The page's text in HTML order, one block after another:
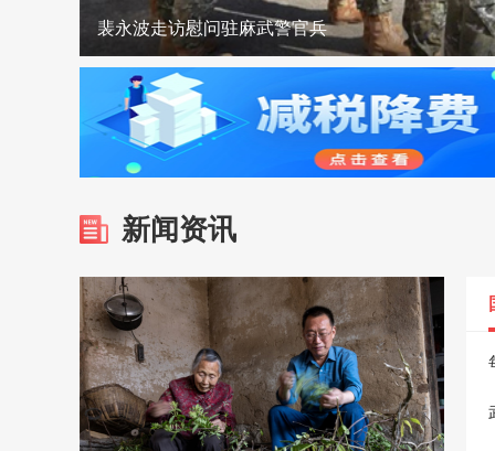
麻城城区开放6处清凉驿站 打造清凉“避风港”
优服务 强保障 全力护航暑期驾考高峰
裴永波走访慰问驻麻武警官兵
合武高铁“智梁”赋能 跑出建设加速度
双喜临门！麻城入选全国蔬菜大县+花鼓戏登上省
汪国兵慰问市人武部官兵和驻麻部队
新闻资讯